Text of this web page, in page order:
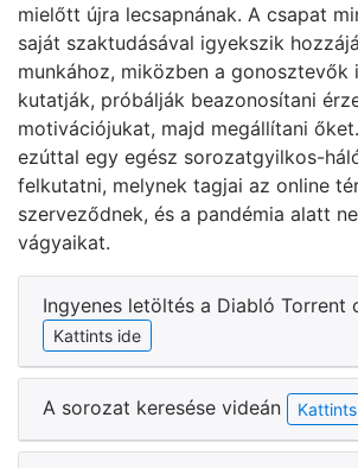
mielőtt újra lecsapnának. A csapat
saját szaktudásával igyekszik
munkához, miközben a gonosztevők
kutatják, próbálják beazonosítani
motivációjukat, majd megállítani
ezúttal egy egész sorozatgyilkos-
felkutatni, melynek tagjai az online
szerveződnek, és a pandémia alatt
vágyaikat.
Ingyenes letöltés a Diabló Torrent
Kattints ide
A sorozat keresése videán